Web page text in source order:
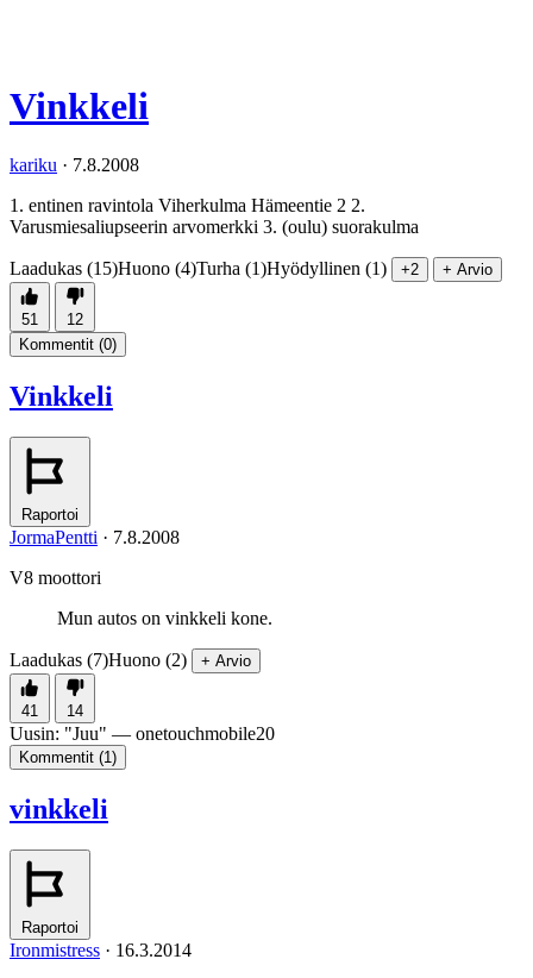
Vinkkeli
kariku · 7.8.2008
1. entinen ravintola Viherkulma Hämeentie 2 2.
Varusmiesaliupseerin arvomerkki 3. (oulu) suorakulma
Laadukas (15)Huono (4)Turha (1)Hyödyllinen (1) +2 + Arvio
51
12
Kommentit (0)
Vinkkeli
Raportoi
JormaPentti · 7.8.2008
V8 moottori
Mun autos on vinkkeli kone.
Laadukas (7)Huono (2) + Arvio
41 14
Uusin: "Juu" — onetouchmobile20
Kommentit (1)
vinkkeli
Raportoi
Ironmistress · 16.3.2014